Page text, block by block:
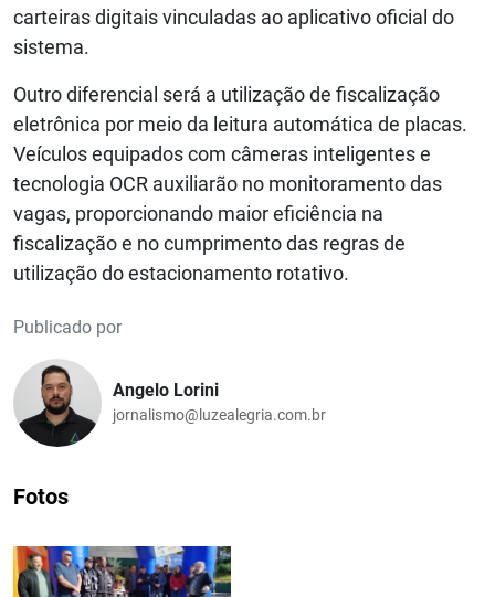
carteiras digitais vinculadas ao aplicativo oficial do
sistema.
Outro diferencial será a utilização de fiscalização
eletrônica por meio da leitura automática de placas.
Veículos equipados com câmeras inteligentes e
tecnologia OCR auxiliarão no monitoramento das
vagas, proporcionando maior eficiência na
fiscalização e no cumprimento das regras de
utilização do estacionamento rotativo.
Publicado por
Angelo Lorini
jornalismo@luzealegria.com.br
Fotos